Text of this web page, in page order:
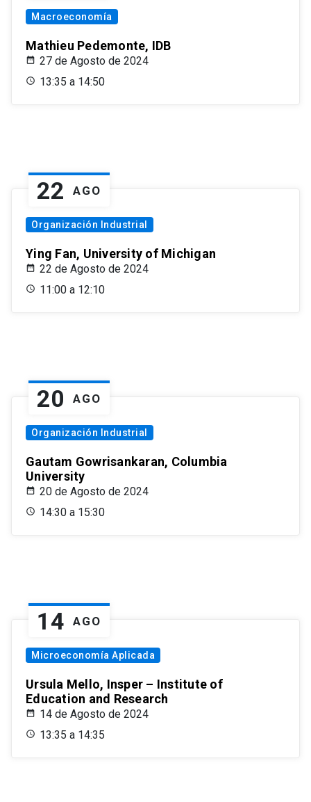
Macroeconomía
Mathieu Pedemonte, IDB
27 de Agosto de 2024
13:35 a 14:50
22 AGO
Organización Industrial
Ying Fan, University of Michigan
22 de Agosto de 2024
11:00 a 12:10
20 AGO
Organización Industrial
Gautam Gowrisankaran, Columbia
University
20 de Agosto de 2024
14:30 a 15:30
14 AGO
Microeconomía Aplicada
Ursula Mello, Insper – Institute of
Education and Research
14 de Agosto de 2024
13:35 a 14:35